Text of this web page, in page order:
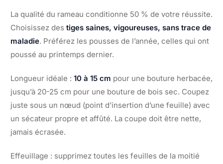
La qualité du rameau conditionne 50 % de votre réussite.
Choisissez des tiges saines, vigoureuses, sans trace de
maladie. Préférez les pousses de l’année, celles qui ont
poussé au printemps dernier.
Longueur idéale : 10 à 15 cm pour une bouture herbacée,
jusqu’à 20-25 cm pour une bouture de bois sec. Coupez
juste sous un nœud (point d’insertion d’une feuille) avec
un sécateur propre et affûté. La coupe doit être nette,
jamais écrasée.
Effeuillage : supprimez toutes les feuilles de la moitié